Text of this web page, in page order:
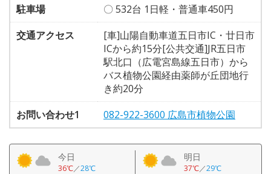
駐車場
〇 532台 1日軽・普通車450円
交通アクセス
[車]山陽自動車道五日市IC・廿日市
ICから約15分[公共交通]JR五日市
駅北口（広電宮島線五日市）から
バス植物公園経由薬師が丘団地行
き約20分
お問い合わせ1
082-922-3600 広島市植物公園
今日
36℃／28℃
明日
37℃／29℃